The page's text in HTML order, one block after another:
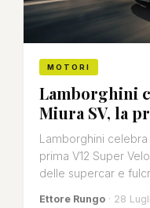
MOTORI
Lamborghini
Miura SV, la
Lamborghini celebra
prima V12 Super
delle supercar e
Ettore Rungo · 28